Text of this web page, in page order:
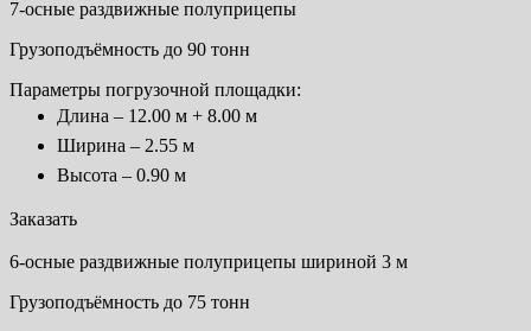
7-осные раздвижные полуприцепы
Грузоподъёмность до 90 тонн
Параметры погрузочной площадки:
Длина – 12.00 м + 8.00 м
Ширина – 2.55 м
Высота – 0.90 м
Заказать
6-осные раздвижные полуприцепы шириной 3 м
Грузоподъёмность до 75 тонн